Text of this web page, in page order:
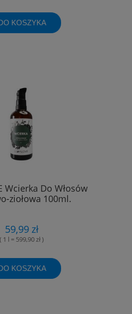
KOSZYKA
Wcierka Do Włosów
ziołowa 100ml.
59,99 zł
( 1 l = 599,90 zł )
KOSZYKA